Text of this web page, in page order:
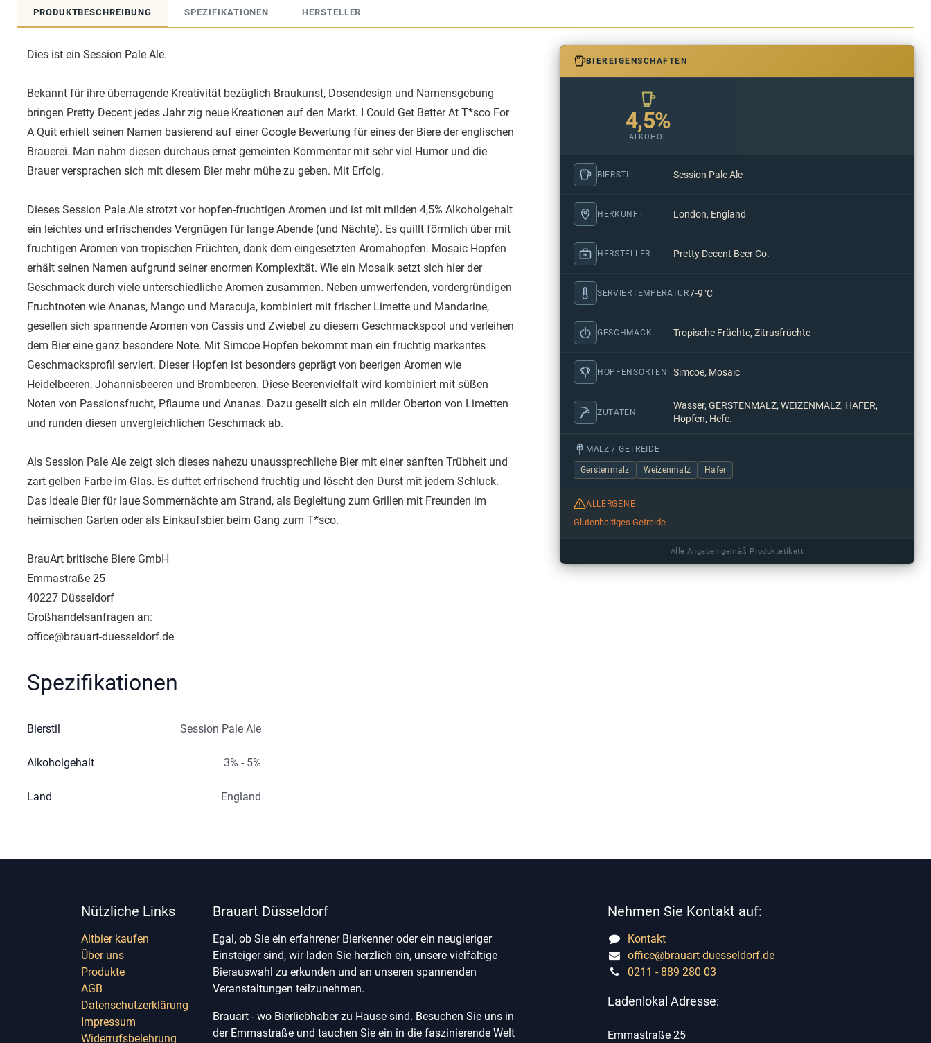
PRODUKTBESCHREIBUNG SPEZIFIKATIONEN HERSTELLER
Dies ist ein Session Pale Ale.
Bekannt für ihre überragende Kreativität bezüglich Braukunst, Dosendesign und Namensgebung
bringen Pretty Decent jedes Jahr zig neue Kreationen auf den Markt. I Could Get Better At T*sco For
A Quit erhielt seinen Namen basierend auf einer Google Bewertung für eines der Biere der englischen
Brauerei. Man nahm diesen durchaus ernst gemeinten Kommentar mit sehr viel Humor und die
Brauer versprachen sich mit diesem Bier mehr mühe zu geben. Mit Erfolg.
Dieses Session Pale Ale strotzt vor hopfen-fruchtigen Aromen und ist mit milden 4,5% Alkoholgehalt
ein leichtes und erfrischendes Vergnügen für lange Abende (und Nächte). Es quillt förmlich über mit
fruchtigen Aromen von tropischen Früchten, dank dem eingesetzten Aromahopfen. Mosaic Hopfen
erhält seinen Namen aufgrund seiner enormen Komplexität. Wie ein Mosaik setzt sich hier der
Geschmack durch viele unterschiedliche Aromen zusammen. Neben umwerfenden, vordergründigen
Fruchtnoten wie Ananas, Mango und Maracuja, kombiniert mit frischer Limette und Mandarine,
gesellen sich spannende Aromen von Cassis und Zwiebel zu diesem Geschmackspool und verleihen
dem Bier eine ganz besondere Note. Mit Simcoe Hopfen bekommt man ein fruchtig markantes
Geschmacksprofil serviert. Dieser Hopfen ist besonders geprägt von beerigen Aromen wie
Heidelbeeren, Johannisbeeren und Brombeeren. Diese Beerenvielfalt wird kombiniert mit süßen
Noten von Passionsfrucht, Pflaume und Ananas. Dazu gesellt sich ein milder Oberton von Limetten
und runden diesen unvergleichlichen Geschmack ab.
Als Session Pale Ale zeigt sich dieses nahezu unaussprechliche Bier mit einer sanften Trübheit und
zart gelben Farbe im Glas. Es duftet erfrischend fruchtig und löscht den Durst mit jedem Schluck.
Das Ideale Bier für laue Sommernächte am Strand, als Begleitung zum Grillen mit Freunden im
heimischen Garten oder als Einkaufsbier beim Gang zum T*sco.
BrauArt britische Biere GmbH
Emmastraße 25
40227 Düsseldorf
Großhandelsanfragen an:
office@brauart-duesseldorf.de
Spezifikationen
Bierstil Session Pale Ale
Alkoholgehalt 3% - 5%
Land England
BIEREIGENSCHAFTEN
4,5%
ALKOHOL
BIERSTIL Session Pale Ale
HERKUNFT London, England
HERSTELLER Pretty Decent Beer Co.
SERVIERTEMPERATUR7-9°C
GESCHMACK Tropische Früchte, Zitrusfrüchte
HOPFENSORTEN Simcoe, Mosaic
ZUTATEN
Wasser, GERSTENMALZ, WEIZENMALZ, HAFER,
Hopfen, Hefe.
MALZ / GETREIDE
Gerstenmalz Weizenmalz Hafer
ALLERGENE
Glutenhaltiges Getreide
Alle Angaben gemäß Produktetikett
Nützliche Links
Altbier kaufen
Über uns
Produkte
AGB
Datenschutzerklärung
Impressum
Widerrufsbelehrung
Brauart Düsseldorf
Egal, ob Sie ein erfahrener Bierkenner oder ein neugieriger
Einsteiger sind, wir laden Sie herzlich ein, unsere vielfältige
Bierauswahl zu erkunden und an unseren spannenden
Veranstaltungen teilzunehmen.
Brauart - wo Bierliebhaber zu Hause sind. Besuchen Sie uns in
der Emmastraße und tauchen Sie ein in die faszinierende Welt
Nehmen Sie Kontakt auf:
Kontakt
office@brauart-duesseldorf.de
0211 - 889 280 03
Ladenlokal Adresse:
Emmastraße 25